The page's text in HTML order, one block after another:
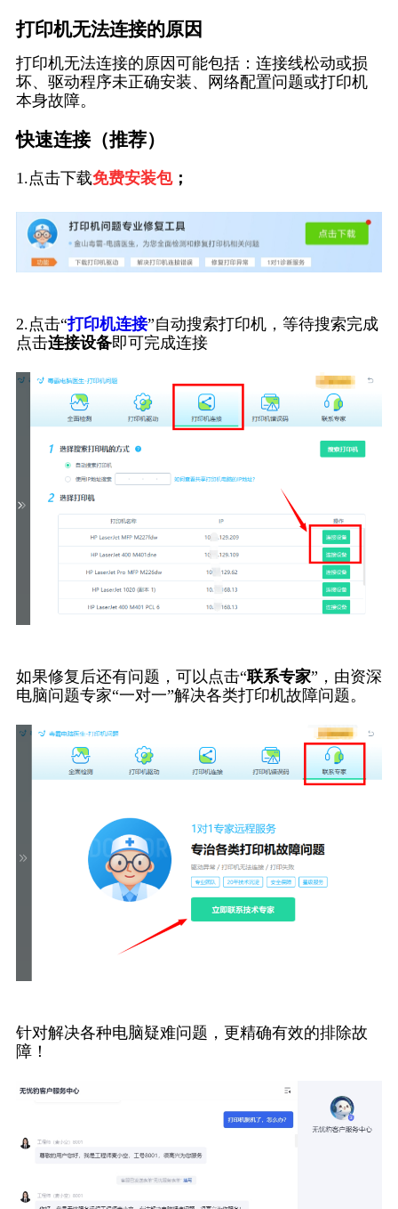
打印机无法连接的原因
打印机无法连接的原因可能包括：连接线松动或损
坏、驱动程序未正确安装、网络配置问题或打印机
本身故障。
快速连接（推荐）
1.点击下载免费安装包；
2.点击“打印机连接”自动搜索打印机，等待搜索完成
点击连接设备即可完成连接
如果修复后还有问题，可以点击“联系专家”，由资深
电脑问题专家“一对一”解决各类打印机故障问题。
针对解决各种电脑疑难问题，更精确有效的排除故
障！